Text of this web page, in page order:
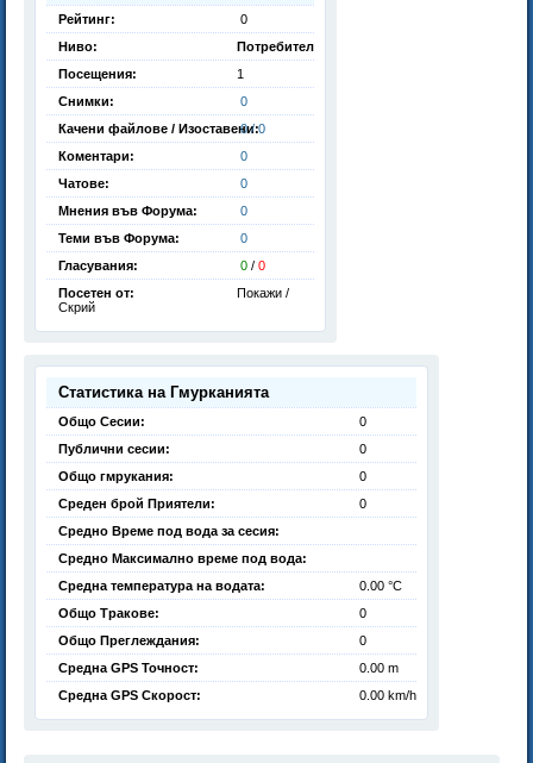
Рейтинг:
0
Ниво:
Потребител
Посещения:
1
Снимки:
0
Качени файлове / Изоставени:
0 / 0
Коментари:
0
Чатове:
0
Мнения във Форума:
0
Теми във Форума:
0
Гласувания:
0 / 0
Посетен от:
Покажи /
Скрий
Статистика на Гмурканията
Общо Сесии:
0
Публични сесии:
0
Общо гмрукания:
0
Среден брой Приятели:
0
Средно Време под вода за сесия:
Средно Максимално време под вода:
Средна температура на водата:
0.00 °C
Общо Тракове:
0
Общо Преглеждания:
0
Средна GPS Точност:
0.00 m
Средна GPS Скорост:
0.00 km/h